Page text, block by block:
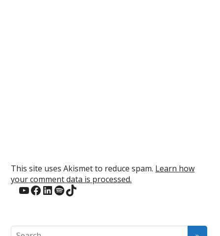
This site uses Akismet to reduce spam. Learn how
your comment data is processed.
YouTube
Facebook
LinkedIn
Spotify
TikTok